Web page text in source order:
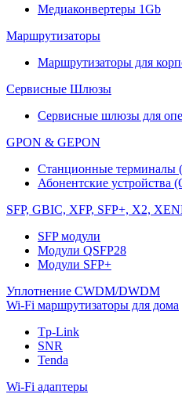
Медиаконвертеры 1Gb
Маршрутизаторы
Маршрутизаторы для
Сервисные Шлюзы
Сервисные шлюзы для
GPON & GEPON
Станционные терминалы
Абонентские устройства
SFP, GBIC, XFP, SFP+, X2,
SFP модули
Модули QSFP28
Модули SFP+
Уплотнение CWDM/DWDM
Wi-Fi маршрутизаторы для дома
Tp-Link
SNR
Tenda
Wi-Fi адаптеры